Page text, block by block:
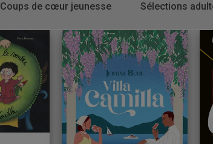
Coups de cœur jeunesse Sélections